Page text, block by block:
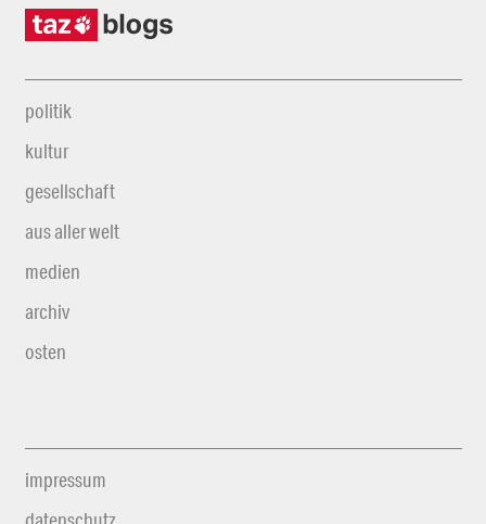
politik
kultur
gesellschaft
aus aller welt
medien
archiv
osten
impressum